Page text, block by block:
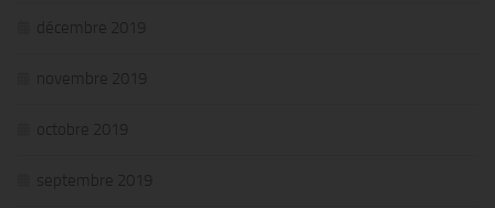
décembre 2019
novembre 2019
octobre 2019
septembre 2019